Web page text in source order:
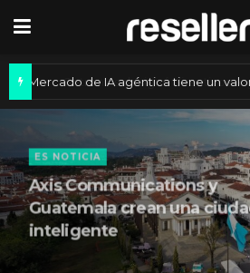
ES NOTICIA
Axis Communications y
Guatemala crean una ciudad
inteligente